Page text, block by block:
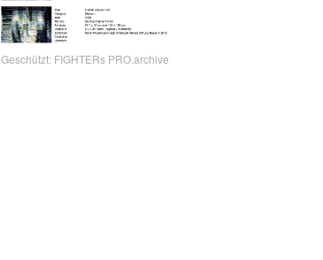
Geschützt: FIGHTERs PRO.archive